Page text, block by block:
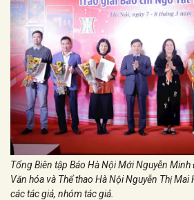
Tổng Biên tập Báo Hà Nội Mới Nguyễn
Văn hóa và Thể thao Hà Nội Nguyễn Thị
các tác giả, nhóm tác giả.